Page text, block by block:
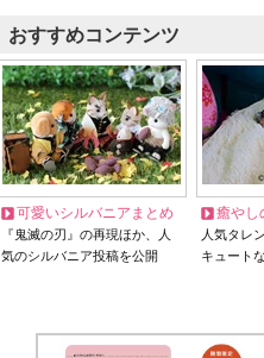
おすすめコンテンツ
可愛いシルバニアまとめ
『鬼滅の刃』の再現ほか、人
気のシルバニア投稿を公開
癒やし
人気タレ
キュート